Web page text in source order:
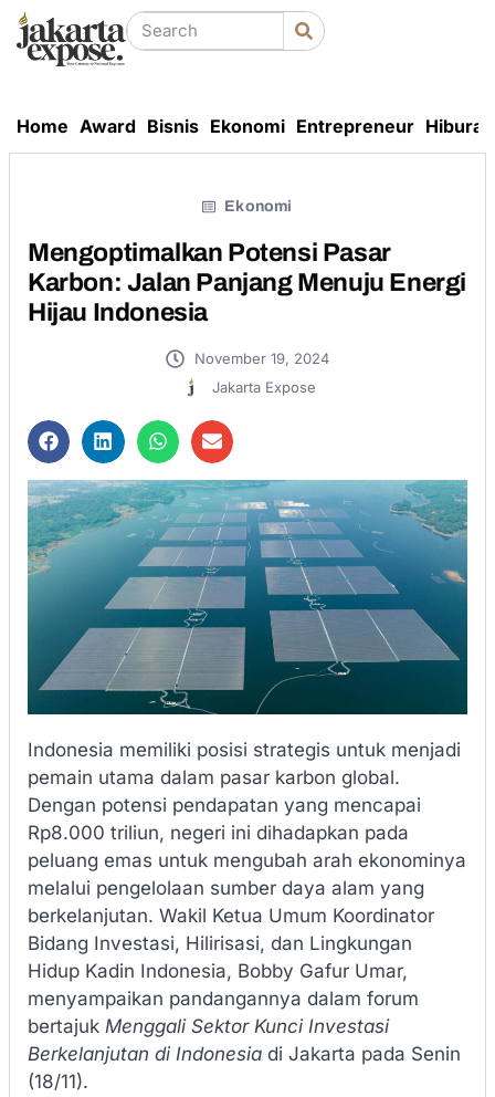
Home Award Bisnis Ekonomi Entrepreneur Hiburan
Ekonomi
Mengoptimalkan Potensi Pasar
Karbon: Jalan Panjang Menuju Energi
Hijau Indonesia
November 19, 2024
Jakarta Expose
Indonesia memiliki posisi strategis untuk menjadi
pemain utama dalam pasar karbon global.
Dengan potensi pendapatan yang mencapai
Rp8.000 triliun, negeri ini dihadapkan pada
peluang emas untuk mengubah arah ekonominya
melalui pengelolaan sumber daya alam yang
berkelanjutan. Wakil Ketua Umum Koordinator
Bidang Investasi, Hilirisasi, dan Lingkungan
Hidup Kadin Indonesia, Bobby Gafur Umar,
menyampaikan pandangannya dalam forum
bertajuk Menggali Sektor Kunci Investasi
Berkelanjutan di Indonesia di Jakarta pada Senin
(18/11).